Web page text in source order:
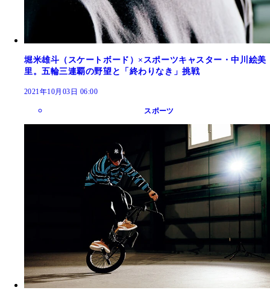
堀米雄斗（スケートボード）×スポーツキャスター・中川絵美
里。五輪三連覇の野望と「終わりなき」挑戦
2021年10月03日 06:00
スポーツ